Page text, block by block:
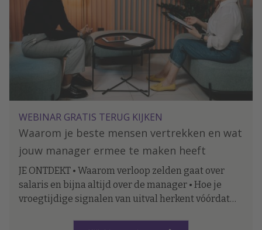
WEBINAR GRATIS TERUG KIJKEN
Waarom je beste mensen vertrekken en wat
jouw manager ermee te maken heeft
JE ONTDEKT • Waarom verloop zelden gaat over
salaris en bijna altijd over de manager • Hoe je
vroegtijdige signalen van uitval herkent vóórdat
concreet anders kunnen doen — en hoe je dat als